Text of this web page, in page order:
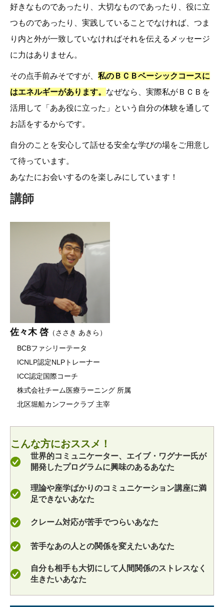
好きなものであったり、大切なものであったり、役に立
つものであったり、実践していることでなければ、つま
り内と外が一致していなければそれを伝えるメッセージ
に力はありません。
その点手前みそですが、 私のＢＣＢベーシックコースに
はエネルギーがあります。 なぜなら、実際私がＢＣＢを
活用して「ああ役に立った」という自分の体験を通して
お話をするからです。
自分のことを安心して話せる安全な学びの場をご用意し
て待っています。
あなたにお会いするのを楽しみにしています！
講師
佐々木 啓（ささき あきら）
BCBファシリーテータ
ICNLP認定NLPトレーナー
ICC認定国際コーチ
株式会社チーム医療ラーニング 所属
北区堀船カンフークラブ 主宰
こんな方におススメ！
世界的コミュニケーター、エイブ・ワグナー氏が
開発したプログラムに興味のあるあなた
理論や座学ばかりのコミュニケーション講座に満
足できないあなた
クレーム対応が苦手でつらいあなた
苦手なあの人との関係を変えたいあなた
自分も相手も大切にして人間関係のストレスなく
生きたいあなた